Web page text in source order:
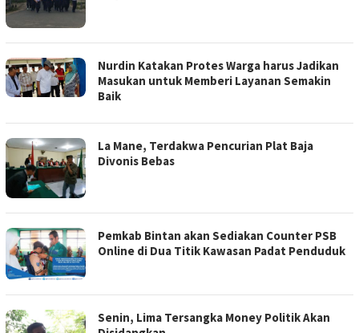
Nurdin Katakan Protes Warga harus Jadikan
Masukan untuk Memberi Layanan Semakin
Baik
La Mane, Terdakwa Pencurian Plat Baja
Divonis Bebas
Pemkab Bintan akan Sediakan Counter PSB
Online di Dua Titik Kawasan Padat Penduduk
Senin, Lima Tersangka Money Politik Akan